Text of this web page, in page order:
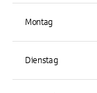
Montag
Dienstag